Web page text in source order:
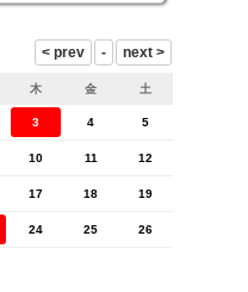
木 金 土
3 4 5
10 11 12
17 18 19
24 25 26